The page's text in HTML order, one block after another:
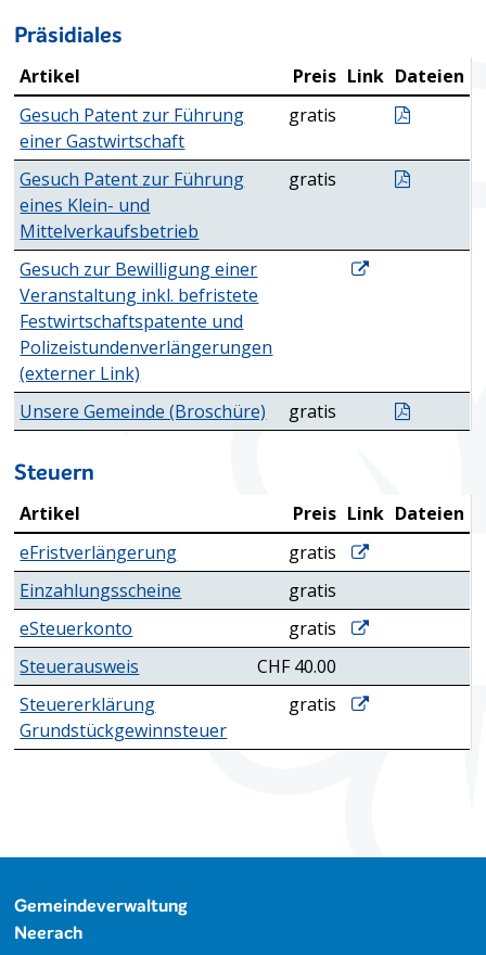
Präsidiales
Präsidiales
Artikel Preis Link Dateien
Gesuch Patent zur Führung
einer Gastwirtschaft
gratis
Gesuch Patent zur Führung
eines Klein- und
Mittelverkaufsbetrieb
gratis
Gesuch zur Bewilligung einer
Veranstaltung inkl. befristete
Festwirtschaftspatente und
Polizeistundenverlängerungen
(externer Link)
Unsere Gemeinde (Broschüre) gratis
Steuern
Steuern
Artikel Preis Link Dateien
eFristverlängerung
gratis
Einzahlungsscheine
gratis
eSteuerkonto
gratis
eSteuerkonto
Steuerausweis
CHF 40.00
Steuererklärung
Grundstückgewinnsteuer
gratis
Footer
Gemeindeverwaltung
Neerach